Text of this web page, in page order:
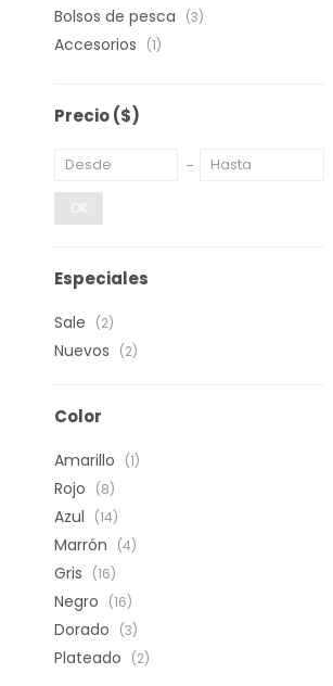
Bolsos de pesca (3)
Accesorios (1)
Precio($)
OK
Especiales
Sale (2)
Nuevos (2)
Color
Amarillo (1)
Rojo (8)
Azul (14)
Marrón (4)
Gris (16)
Negro (16)
Dorado (3)
Plateado (2)